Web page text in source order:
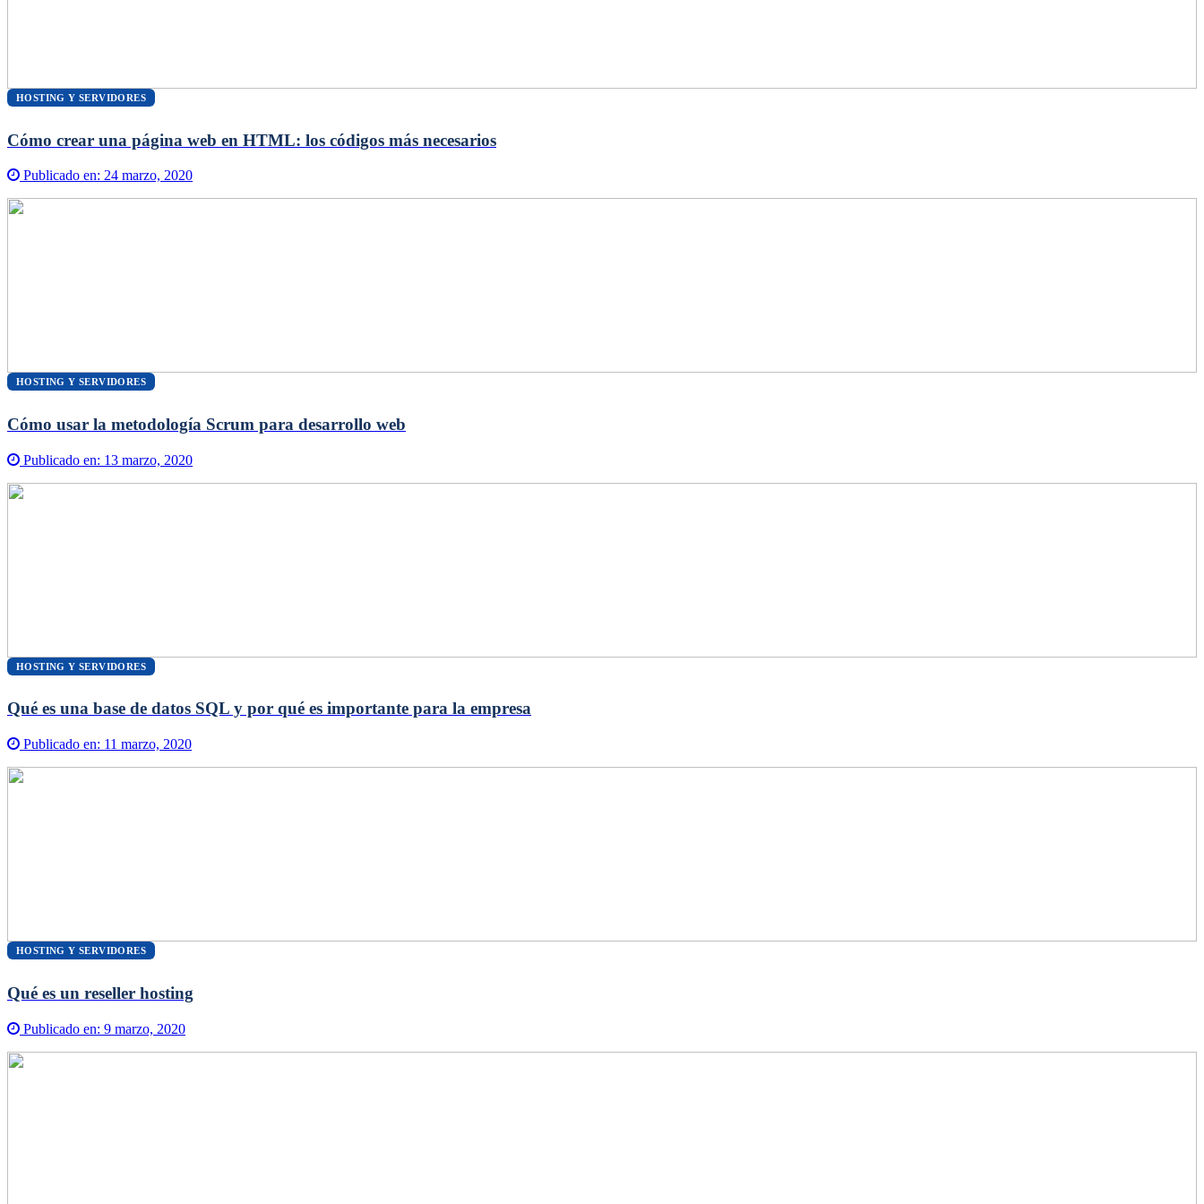
HOSTING Y SERVIDORES
Cómo crear una página web en HTML: los códigos más necesarios
Publicado en: 24 marzo, 2020
HOSTING Y SERVIDORES
Cómo usar la metodología Scrum para desarrollo web
Publicado en: 13 marzo, 2020
HOSTING Y SERVIDORES
Qué es una base de datos SQL y por qué es importante para la empresa
Publicado en: 11 marzo, 2020
HOSTING Y SERVIDORES
Qué es un reseller hosting
Publicado en: 9 marzo, 2020